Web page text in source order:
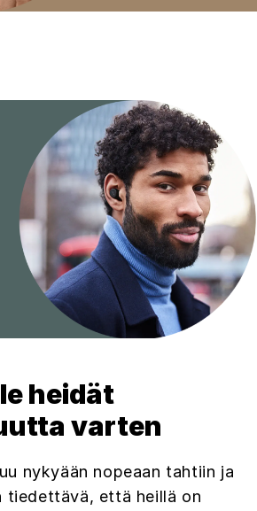
heidät
varten
nykyään nopeaan tahtiin ja
tiedettävä, että heillä on